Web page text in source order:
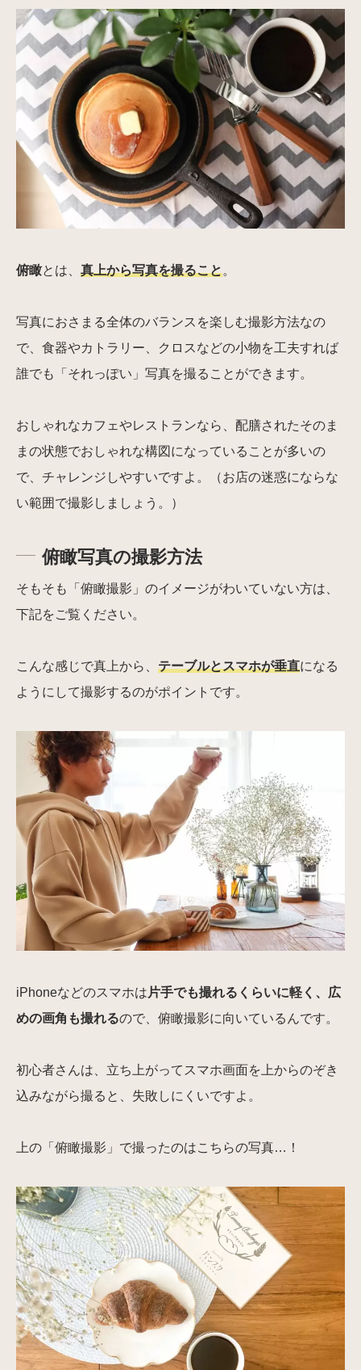
俯瞰とは、 真上から写真を撮ること。
写真におさまる全体のバランスを楽しむ撮影方法なの
で、食器やカトラリー、クロスなどの小物を工夫すれば
誰でも「それっぽい」写真を撮ることができます。
おしゃれなカフェやレストランなら、配膳されたそのま
まの状態でおしゃれな構図になっていることが多いの
で、チャレンジしやすいですよ。（お店の迷惑にならな
い範囲で撮影しましょう。）
俯瞰写真の撮影方法
そもそも「俯瞰撮影」のイメージがわいていない方は、
下記をご覧ください。
こんな感じで真上から、 テーブルとスマホが垂直になる
ようにして撮影するのがポイントです。
iPhoneなどのスマホは 片手でも撮れるくらいに軽く、広
めの画角も撮れるので、俯瞰撮影に向いているんです。
初心者さんは、立ち上がってスマホ画面を上からのぞき
込みながら撮ると、失敗しにくいですよ。
上の「俯瞰撮影」で撮ったのはこちらの写真…！